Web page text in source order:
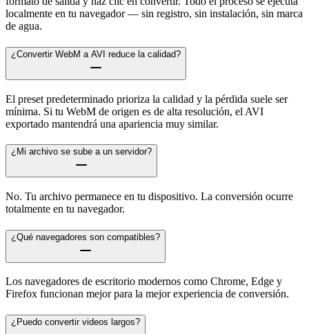
localmente en tu navegador — sin registro, sin instalación, sin marca
de agua.
¿Convertir WebM a AVI reduce la calidad?
El preset predeterminado prioriza la calidad y la pérdida suele ser
mínima. Si tu WebM de origen es de alta resolución, el AVI
exportado mantendrá una apariencia muy similar.
¿Mi archivo se sube a un servidor?
No. Tu archivo permanece en tu dispositivo. La conversión ocurre
totalmente en tu navegador.
¿Qué navegadores son compatibles?
Los navegadores de escritorio modernos como Chrome, Edge y
Firefox funcionan mejor para la mejor experiencia de conversión.
¿Puedo convertir videos largos?